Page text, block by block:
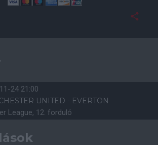
24 21:00
UNITED - EVERTON
League, 12. forduló